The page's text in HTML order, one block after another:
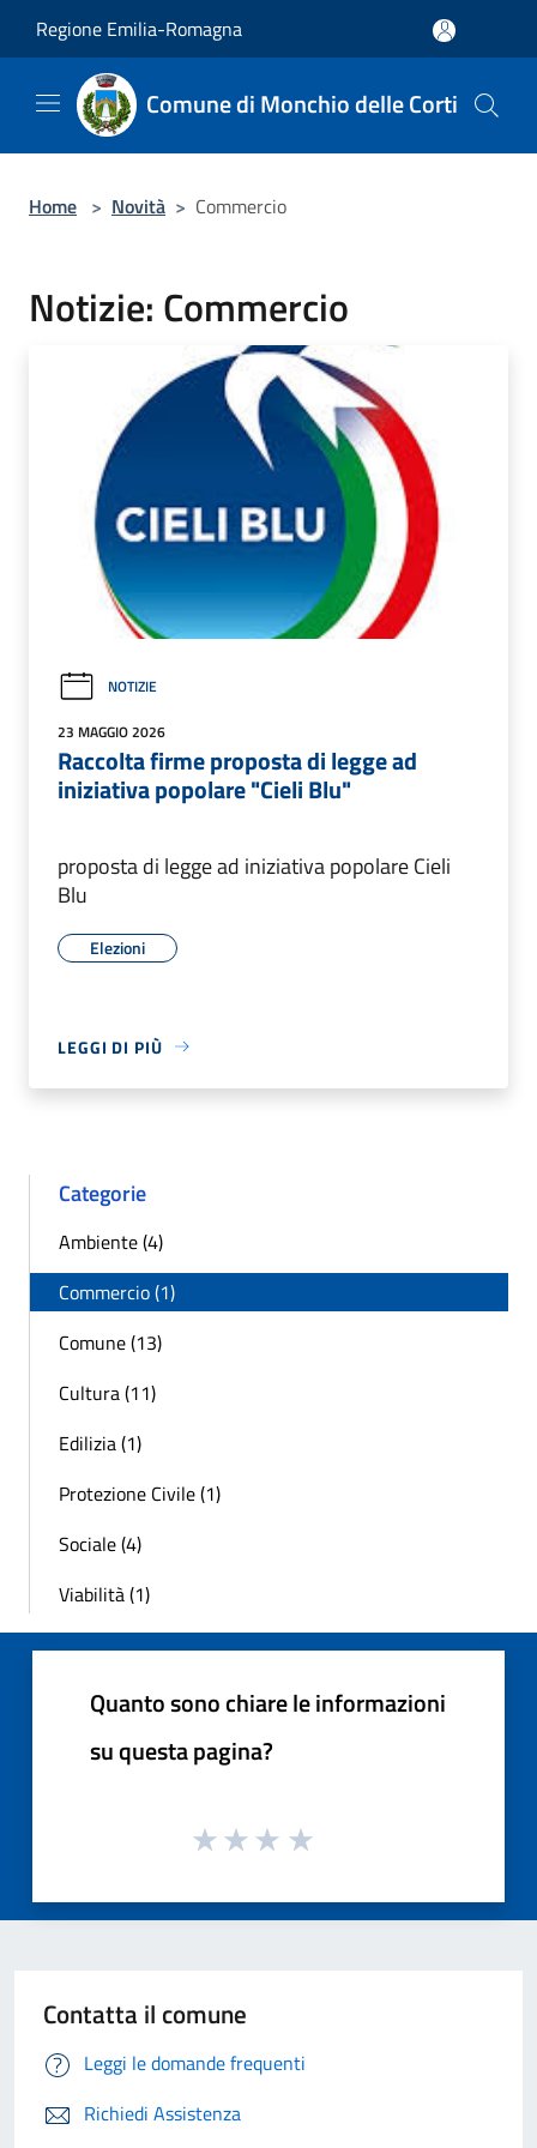
Regione Emilia-Romagna
Comune di Monchio delle Corti
Home > Novità > Commercio
Notizie: Commercio
NOTIZIE
23 MAGGIO 2026
Raccolta firme proposta di legge ad
iniziativa popolare "Cieli Blu"
proposta di legge ad iniziativa popolare Cieli
Blu
Elezioni
LEGGI DI PIÙ
Categorie
Ambiente (4)
Commercio (1)
Comune (13)
Cultura (11)
Edilizia (1)
Protezione Civile (1)
Sociale (4)
Viabilità (1)
Quanto sono chiare le informazioni
su questa pagina?
Contatta il comune
Leggi le domande frequenti
Richiedi Assistenza